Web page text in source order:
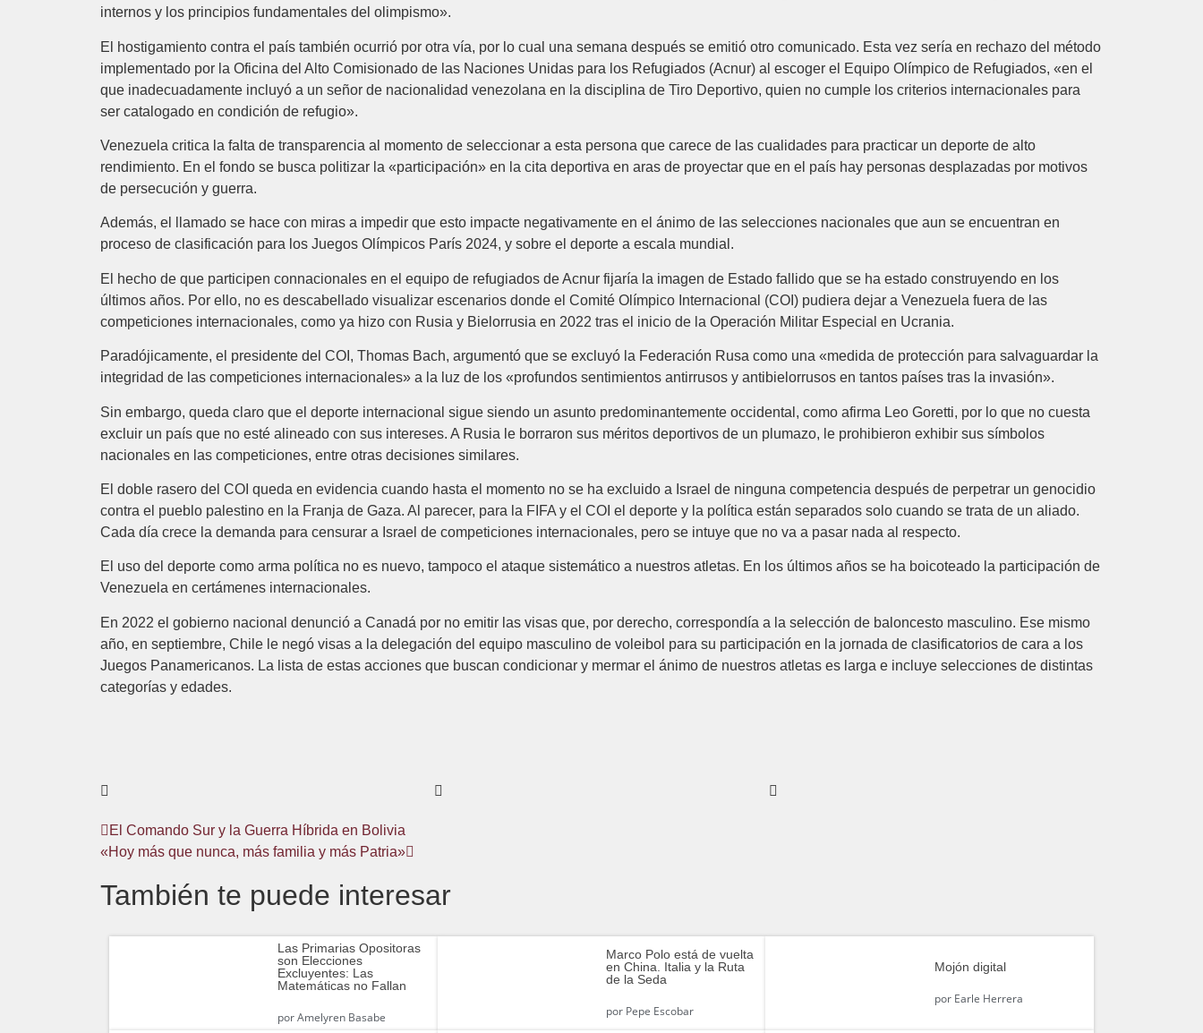
internos y los principios fundamentales del olimpismo».
El hostigamiento contra el país también ocurrió por otra vía, por lo cual una semana después se emitió otro comunicado. Esta vez sería en rechazo del método
implementado por la Oficina del Alto Comisionado de las Naciones Unidas para los Refugiados (Acnur) al escoger el Equipo Olímpico de Refugiados, «en el
que inadecuadamente incluyó a un señor de nacionalidad venezolana en la disciplina de Tiro Deportivo, quien no cumple los criterios internacionales para
ser catalogado en condición de refugio».
Venezuela critica la falta de transparencia al momento de seleccionar a esta persona que carece de las cualidades para practicar un deporte de alto
rendimiento. En el fondo se busca politizar la «participación» en la cita deportiva en aras de proyectar que en el país hay personas desplazadas por motivos
de persecución y guerra.
Además, el llamado se hace con miras a impedir que esto impacte negativamente en el ánimo de las selecciones nacionales que aun se encuentran en
proceso de clasificación para los Juegos Olímpicos París 2024, y sobre el deporte a escala mundial.
El hecho de que participen connacionales en el equipo de refugiados de Acnur fijaría la imagen de Estado fallido que se ha estado construyendo en los
últimos años. Por ello, no es descabellado visualizar escenarios donde el Comité Olímpico Internacional (COI) pudiera dejar a Venezuela fuera de las
competiciones internacionales, como ya hizo con Rusia y Bielorrusia en 2022 tras el inicio de la Operación Militar Especial en Ucrania.
Paradójicamente, el presidente del COI, Thomas Bach, argumentó que se excluyó la Federación Rusa como una «medida de protección para salvaguardar la
integridad de las competiciones internacionales» a la luz de los «profundos sentimientos antirrusos y antibielorrusos en tantos países tras la invasión».
Sin embargo, queda claro que el deporte internacional sigue siendo un asunto predominantemente occidental, como afirma Leo Goretti, por lo que no cuesta
excluir un país que no esté alineado con sus intereses. A Rusia le borraron sus méritos deportivos de un plumazo, le prohibieron exhibir sus símbolos
nacionales en las competiciones, entre otras decisiones similares.
El doble rasero del COI queda en evidencia cuando hasta el momento no se ha excluido a Israel de ninguna competencia después de perpetrar un genocidio
contra el pueblo palestino en la Franja de Gaza. Al parecer, para la FIFA y el COI el deporte y la política están separados solo cuando se trata de un aliado.
Cada día crece la demanda para censurar a Israel de competiciones internacionales, pero se intuye que no va a pasar nada al respecto.
El uso del deporte como arma política no es nuevo, tampoco el ataque sistemático a nuestros atletas. En los últimos años se ha boicoteado la participación de
Venezuela en certámenes internacionales.
En 2022 el gobierno nacional denunció a Canadá por no emitir las visas que, por derecho, correspondía a la selección de baloncesto masculino. Ese mismo
año, en septiembre, Chile le negó visas a la delegación del equipo masculino de voleibol para su participación en la jornada de clasificatorios de cara a los
Juegos Panamericanos. La lista de estas acciones que buscan condicionar y mermar el ánimo de nuestros atletas es larga e incluye selecciones de distintas
categorías y edades.
El Comando Sur y la Guerra Híbrida en Bolivia
«Hoy más que nunca, más familia y más Patria»
También te puede interesar
Las Primarias Opositoras
son Elecciones
Excluyentes: Las
Matemáticas no Fallan
porAmelyren Basabe
Marco Polo está de vuelta
en China. Italia y la Ruta
de la Seda
porPepe Escobar
Mojón digital
porEarle Herrera